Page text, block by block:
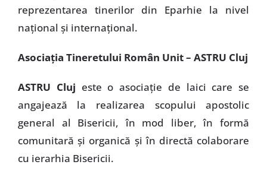
reprezentarea tinerilor din Eparhie la nivel
naţional şi internaţional.
Asociaţia Tineretului Român Unit – ASTRU Cluj
ASTRU Cluj este o asociaţie de laici care se
angajează la realizarea scopului apostolic
general al Bisericii, în mod liber, în formă
comunitară şi organică şi în directă colaborare
cu ierarhia Bisericii.